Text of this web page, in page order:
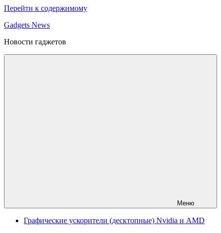
Перейти к содержимому
Gadgets News
Новости гаджетов
Меню
Графические ускорители (десктопные) Nvidia и AMD